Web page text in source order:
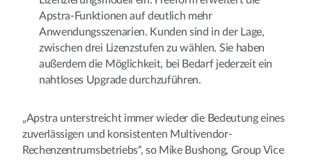
Apstra-Funktionen auf deutlich mehr
Anwendungsszenarien. Kunden sind in der Lage,
zwischen drei Lizenzstufen zu wählen. Sie haben
außerdem die Möglichkeit, bei Bedarf jederzeit ein
nahtloses Upgrade durchzuführen.
„Apstra unterstreicht immer wieder die Bedeutung eines
zuverlässigen und konsistenten Multivendor-
Rechenzentrumsbetriebs“, so Mike Bushong, Group Vice